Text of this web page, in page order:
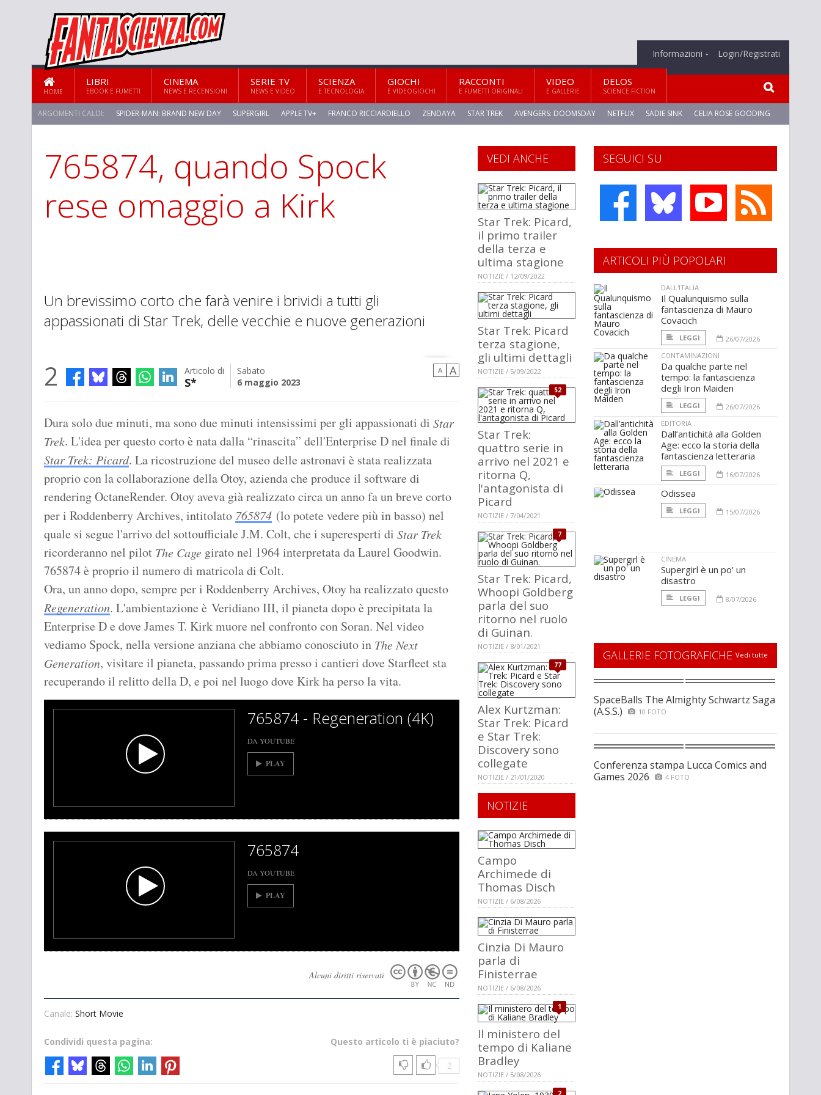
Informazioni Login/Registrati
HOME
LIBRI
EBOOK E FUMETTI
CINEMA
NEWS E RECENSIONI
SERIE TV
NEWS E VIDEO
SCIENZA
E TECNOLOGIA
GIOCHI
E VIDEOGIOCHI
RACCONTI
E FUMETTI ORIGINALI
VIDEO
E GALLERIE
DELOS
SCIENCE FICTION
ARGOMENTI CALDI: SPIDER-MAN: BRAND NEW DAY SUPERGIRL APPLE TV+ FRANCO RICCIARDIELLO ZENDAYA STAR TREK AVENGERS: DOOMSDAY NETFLIX SADIE SINK CELIA ROSE GOODING
765874, quando Spock
rese omaggio a Kirk
Un brevissimo corto che farà venire i brividi a tutti gli
appassionati di Star Trek, delle vecchie e nuove generazioni
2 Articolo di
S*
Sabato
6 maggio 2023
A A
Dura solo due minuti, ma sono due minuti intensissimi per gli appassionati di Star
Trek. L'idea per questo corto è nata dalla “rinascita” dell'Enterprise D nel finale di
Star Trek: Picard. La ricostruzione del museo delle astronavi è stata realizzata
proprio con la collaborazione della Otoy, azienda che produce il software di
rendering OctaneRender. Otoy aveva già realizzato circa un anno fa un breve corto
per i Roddenberry Archives, intitolato 765874 (lo potete vedere più in basso) nel
quale si segue l'arrivo del sottoufficiale J.M. Colt, che i superesperti di Star Trek
ricorderanno nel pilot The Cage girato nel 1964 interpretata da Laurel Goodwin.
765874 è proprio il numero di matricola di Colt.
Ora, un anno dopo, sempre per i Roddenberry Archives, Otoy ha realizzato questo
Regeneration. L'ambientazione è Veridiano III, il pianeta dopo è precipitata la
Enterprise D e dove James T. Kirk muore nel confronto con Soran. Nel video
vediamo Spock, nella versione anziana che abbiamo conosciuto in The Next
Generation, visitare il pianeta, passando prima presso i cantieri dove Starfleet sta
recuperando il relitto della D, e poi nel luogo dove Kirk ha perso la vita.
765874 - Regeneration (4K)
DA YOUTUBE
PLAY
765874
DA YOUTUBE
PLAY
Alcuni diritti riservati
Canale: Short Movie
Questo articolo ti è piaciuto?
2
Condividi questa pagina:
SEGUICI SU
VEDI ANCHE
Star Trek: Picard,
il primo trailer
della terza e
ultima stagione
NOTIZIE / 12/09/2022
Star Trek: Picard
terza stagione,
gli ultimi dettagli
NOTIZIE / 5/09/2022
52
Star Trek:
quattro serie in
arrivo nel 2021 e
ritorna Q,
l'antagonista di
Picard
NOTIZIE / 7/04/2021
7
Star Trek: Picard,
Whoopi Goldberg
parla del suo
ritorno nel ruolo
di Guinan.
NOTIZIE / 8/01/2021
77
Alex Kurtzman:
Star Trek: Picard
e Star Trek:
Discovery sono
collegate
NOTIZIE / 21/01/2020
NOTIZIE
Campo
Archimede di
Thomas Disch
NOTIZIE / 6/08/2026
Cinzia Di Mauro
parla di
Finisterrae
NOTIZIE / 6/08/2026
1
Il ministero del
tempo di Kaliane
Bradley
NOTIZIE / 5/08/2026
ARTICOLI PIÙ POPOLARI
DALL'ITALIA
Il Qualunquismo sulla
fantascienza di Mauro
Covacich
LEGGI
26/07/2026
CONTAMINAZIONI
Da qualche parte nel
tempo: la fantascienza
degli Iron Maiden
LEGGI
26/07/2026
EDITORIA
Dall’antichità alla Golden
Age: ecco la storia della
fantascienza letteraria
LEGGI 16/07/2026
Odissea
LEGGI 15/07/2026
CINEMA
Supergirl è un po' un
disastro
LEGGI 8/07/2026
GALLERIE FOTOGRAFICHE Vedi tutte
SpaceBalls The Almighty Schwartz Saga
(A.S.S.)
10 FOTO
Conferenza stampa Lucca Comics and
Games 2026
4 FOTO